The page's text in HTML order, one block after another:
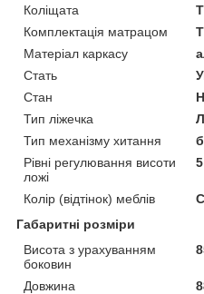
Коліщата
Комплектація матрацом
Матеріал каркасу
Стать
Стан
Тип ліжечка
Тип механізму хитання
Рівні регулювання висоти
ложі
5
Колір (відтінок) меблів
Габаритні розміри
Висота з урахуванням
боковин
Довжина